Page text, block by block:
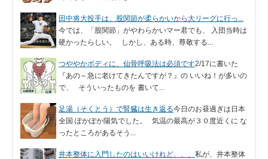
田中将大投手は、股関節が柔らかいから大リーグに行っ...
今では、「股関節」がやわらかいマー君でも、 入団当時は
硬かったらしい。 しかし、ある時、尊敬する...
つややかボディに、仙骨呼吸法は必須です2/17に書いた
『あの～急に老けてきたんですが？』の いいね！が多いの
で、 そういったものを 書いて...
足湯（そくとう）で腎臓は生き返る今日のお昼過ぎは日本
全国 ぽかぽか陽気でした。 気温の最高が３０度近くに な
ったところがあるそう...
井本整体に入門したのはいいけれど、、、 私が、井本整体